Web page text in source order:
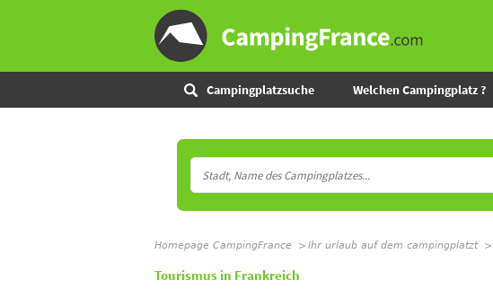
Campingplatzsuche Welchen Campingplatz ?
Homepage CampingFrance Ihr urlaub auf dem campingplatzt
Tourismus in Frankreich